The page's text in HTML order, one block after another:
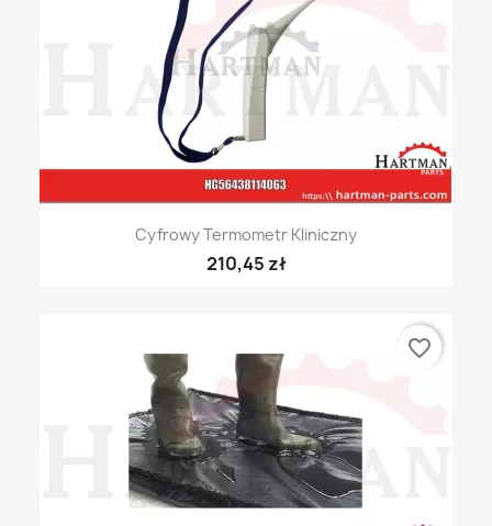
Cyfrowy Termometr Kliniczny
210,45 zł
favorite_border